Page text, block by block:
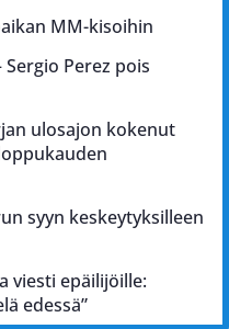
MM-kisoihin
Perez pois
ulosajon kokenut
syyn keskeytyksilleen
viesti epäilijöille:
edessä”